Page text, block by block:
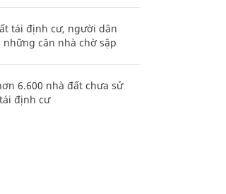
tái định cư, người dân
căn nhà chờ sập
6.600 nhà đất chưa sử
định cư